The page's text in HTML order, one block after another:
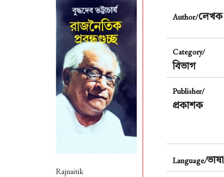
Rajnaitik
Author/লেখক
Category/
বিভাগ
Publisher/
প্রকাশক
Language/ভাষা